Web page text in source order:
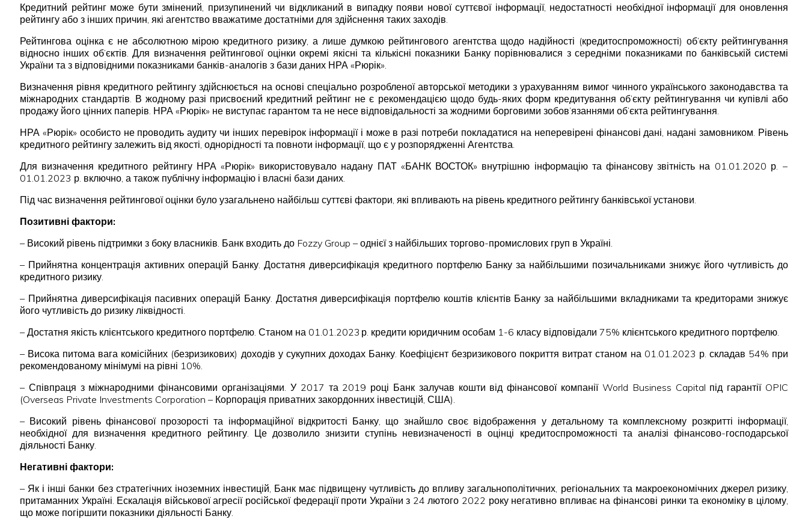
Кредитний рейтинг може бути змінений, призупинений чи відкликаний в випадку появи нової суттєвої інформації, недостатності необхідної інформації для оновлення
рейтингу або з інших причин, які агентство вважатиме достатніми для здійснення таких заходів.
Рейтингова оцінка є не абсолютною мірою кредитного ризику, а лише думкою рейтингового агентства щодо надійності (кредитоспроможності) об’єкту рейтингування
відносно інших об’єктів. Для визначення рейтингової оцінки окремі якісні та кількісні показники Банку порівнювалися з середніми показниками по банківській системі
України та з відповідними показниками банків-аналогів з бази даних НРА «Рюрік».
Визначення рівня кредитного рейтингу здійснюється на основі спеціально розробленої авторської методики з урахуванням вимог чинного українського законодавства та
міжнародних стандартів. В жодному разі присвоєний кредитний рейтинг не є рекомендацією щодо будь-яких форм кредитування об’єкту рейтингування чи купівлі або
продажу його цінних паперів. НРА «Рюрік» не виступає гарантом та не несе відповідальності за жодними борговими зобов’язаннями об’єкта рейтингування.
НРА «Рюрік» особисто не проводить аудиту чи інших перевірок інформації і може в разі потреби покладатися на неперевірені фінансові дані, надані замовником. Рівень
кредитного рейтингу залежить від якості, однорідності та повноти інформації, що є у розпорядженні Агентства.
Для визначення кредитного рейтингу НРА «Рюрік» використовувало надану ПАТ «БАНК ВОСТОК» внутрішню інформацію та фінансову звітність на 01.01.2020 р. −
01.01.2023 р. включно, а також публічну інформацію і власні бази даних.
Під час визначення рейтингової оцінки було узагальнено найбільш суттєві фактори, які впливають на рівень кредитного рейтингу банківської установи.
Позитивні фактори:
– Високий рівень підтримки з боку власників. Банк входить до Fozzy Group – однієї з найбільших торгово-промислових груп в Україні.
– Прийнятна концентрація активних операцій Банку. Достатня диверсифікація кредитного портфелю Банку за найбільшими позичальниками знижує його чутливість до
кредитного ризику.
– Прийнятна диверсифікація пасивних операцій Банку. Достатня диверсифікація портфелю коштів клієнтів Банку за найбільшими вкладниками та кредиторами знижує
його чутливість до ризику ліквідності.
– Достатня якість клієнтського кредитного портфелю. Станом на 01.01.2023 р. кредити юридичним особам 1-6 класу відповідали 75% клієнтського кредитного портфелю.
– Висока питома вага комісійних (безризикових) доходів у сукупних доходах Банку. Коефіцієнт безризикового покриття витрат станом на 01.01.2023 р. складав 54% при
рекомендованому мінімумі на рівні 10%.
– Співпраця з міжнародними фінансовими організаціями. У 2017 та 2019 році Банк залучав кошти від фінансової компанії World Business Capital під гарантії OPIC
(Overseas Private Investments Corporation – Корпорація приватних закордонних інвестицій, США).
– Високий рівень фінансової прозорості та інформаційної відкритості Банку, що знайшло своє відображення у детальному та комплексному розкритті інформації,
необхідної для визначення кредитного рейтингу. Це дозволило знизити ступінь невизначеності в оцінці кредитоспроможності та аналізі фінансово-господарської
діяльності Банку.
Негативні фактори:
– Як і інші банки без стратегічних іноземних інвестицій, Банк має підвищену чутливість до впливу загальнополітичних, регіональних та макроекономічних джерел ризику,
притаманних Україні. Ескалація військової агресії російської федерації проти України з 24 лютого 2022 року негативно впливає на фінансові ринки та економіку в цілому,
що може погіршити показники діяльності Банку.